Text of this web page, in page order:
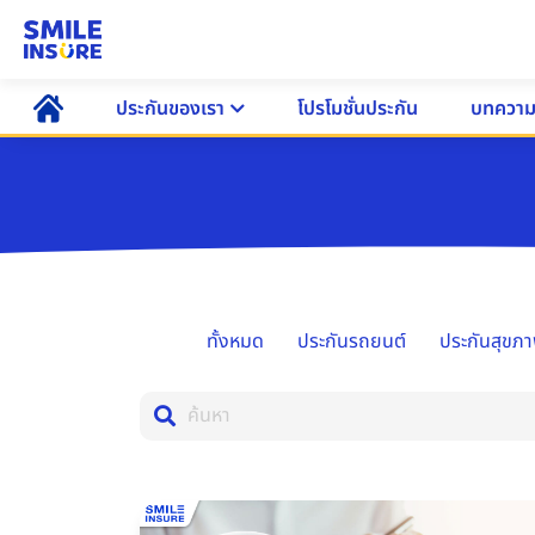
ประกันของเรา โปรโมชั่นประกัน บทความ
ทั้งหมด ประกันรถยนต์ ประกันสุขภ